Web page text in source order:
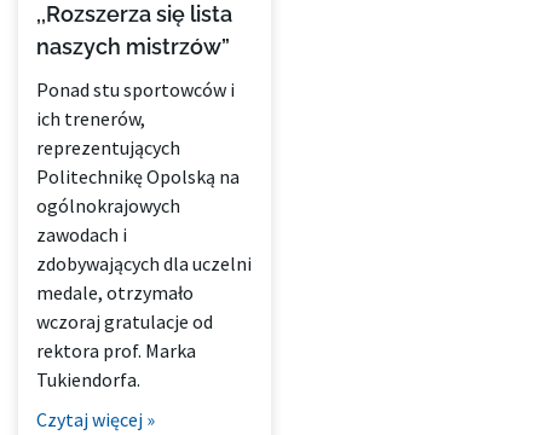
,,Rozszerza się lista
naszych mistrzów”
Ponad stu sportowców i
ich trenerów,
reprezentujących
Politechnikę Opolską na
ogólnokrajowych
zawodach i
zdobywających dla uczelni
medale, otrzymało
wczoraj gratulacje od
rektora prof. Marka
Tukiendorfa.
Czytaj więcej »